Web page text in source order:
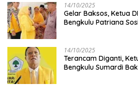
14/10/2025
‎Gelar Baksos, Ketua
Bengkulu Patriana
14/10/2025
Terancam Diganti,
Bengkulu Sumardi